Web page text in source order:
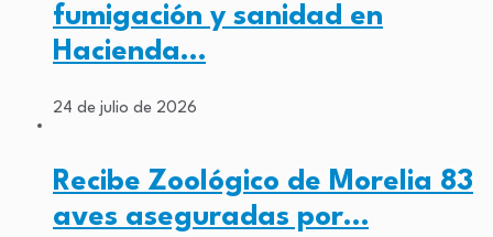
fumigación y sanidad en
Hacienda…
24 de julio de 2026
Recibe Zoológico de Morelia 83
aves aseguradas por…